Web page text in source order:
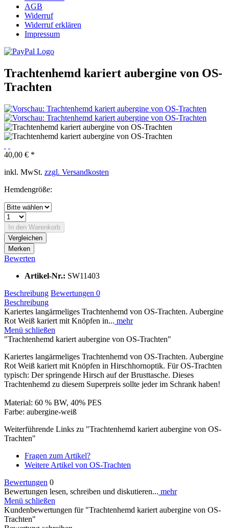
AGB
Widerruf
Widerruf erklären
Impressum
Trachtenhemd kariert aubergine von OS-
Trachten
40,00 € *
inkl. MwSt. zzgl. Versandkosten
Hemdengröße:
In den Warenkorb
Vergleichen
Merken
Bewerten
Artikel-Nr.: SW11403
Beschreibung Bewertungen 0
Beschreibung
Kariertes langärmeliges Trachtenhemd von OS-Trachten. Aubergine
Rot Weiß kariert mit Knöpfen in... mehr
Menü schließen
"Trachtenhemd kariert aubergine von OS-Trachten"
Kariertes langärmeliges Trachtenhemd von OS-Trachten. Aubergine
Rot Weiß kariert mit Knöpfen in Hirschhornoptik. Für OS-Trachten
typisch: Der springende Hirsch auf der Brusttasche. Dieses
Trachtenhemd zu diesem Superpreis sollte jeder im Schrank haben!
Material: 60 % BW, 40% PES
Farbe: aubergine-weiß
Weiterführende Links zu "Trachtenhemd kariert aubergine von OS-
Trachten"
Fragen zum Artikel?
Weitere Artikel von OS-Trachten
Bewertungen 0
Bewertungen lesen, schreiben und diskutieren... mehr
Menü schließen
Kundenbewertungen für "Trachtenhemd kariert aubergine von OS-
Trachten"